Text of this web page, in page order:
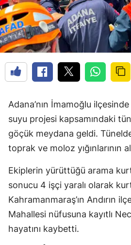
Adana’nın İmamoğlu
suyu projesi kapsamındaki
göçük meydana geldi.
toprak ve moloz yığınlarının
Ekiplerin yürüttüğü arama
sonucu 4 işçi yaralı olarak
Kahramanmaraş’ın Andırın
Mahallesi nüfusuna kayıtlı
hayatını kaybetti.